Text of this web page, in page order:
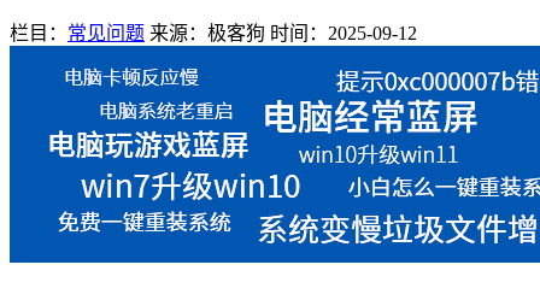
栏目： 常见问题 来源：极客狗 时间：2025-09-12